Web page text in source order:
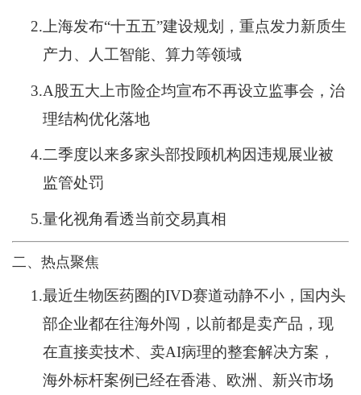
2.上海发布“十五五”建设规划，重点发力新质生
产力、人工智能、算力等领域
3.A股五大上市险企均宣布不再设立监事会，治
理结构优化落地
4.二季度以来多家头部投顾机构因违规展业被
监管处罚
5.量化视角看透当前交易真相
二、热点聚焦
1.最近生物医药圈的IVD赛道动静不小，国内头
部企业都在往海外闯，以前都是卖产品，现
在直接卖技术、卖AI病理的整套解决方案，
海外标杆案例已经在香港、欧洲、新兴市场